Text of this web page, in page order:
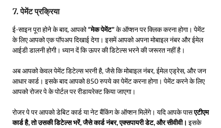
7. पेमेंट प्रक्रिया
ई-साइन पूरा होने के बाद, आपको“मेक पेमेंट”के ऑप्शन पर क्लिक करना होगा। पेमेंट
के लिए आपको एक पॉपअप दिखाई देगा। इसमें आपको अपना मोबाइल नंबर और ईमेल
आईडी डालनी होगी। ध्यान दें कि ऊपर की डिटेल्स भरने की जरूरत नहीं है।
अब आपको केवल पेमेंट डिटेल्स भरनी है, जैसे कि मोबाइल नंबर, ईमेल एड्रेस, और जन
आधार कार्ड। इसके बाद आपको 850 रुपये का पेमेंट करना होगा। पेमेंट करने के लिए
आपको रोजर पे के पोर्टल पर रीडायरेक्ट किया जाएगा।
रोजर पे पर आपको डेबिट कार्ड या नेट बैंकिंग के ऑप्शन मिलेंगे। यदि आपके पासएटीएम
कार्ड है, तो उसकी डिटेल्स भरें, जैसे कार्ड नंबर, एक्सपायरी डेट, और सीवीवी। इसके